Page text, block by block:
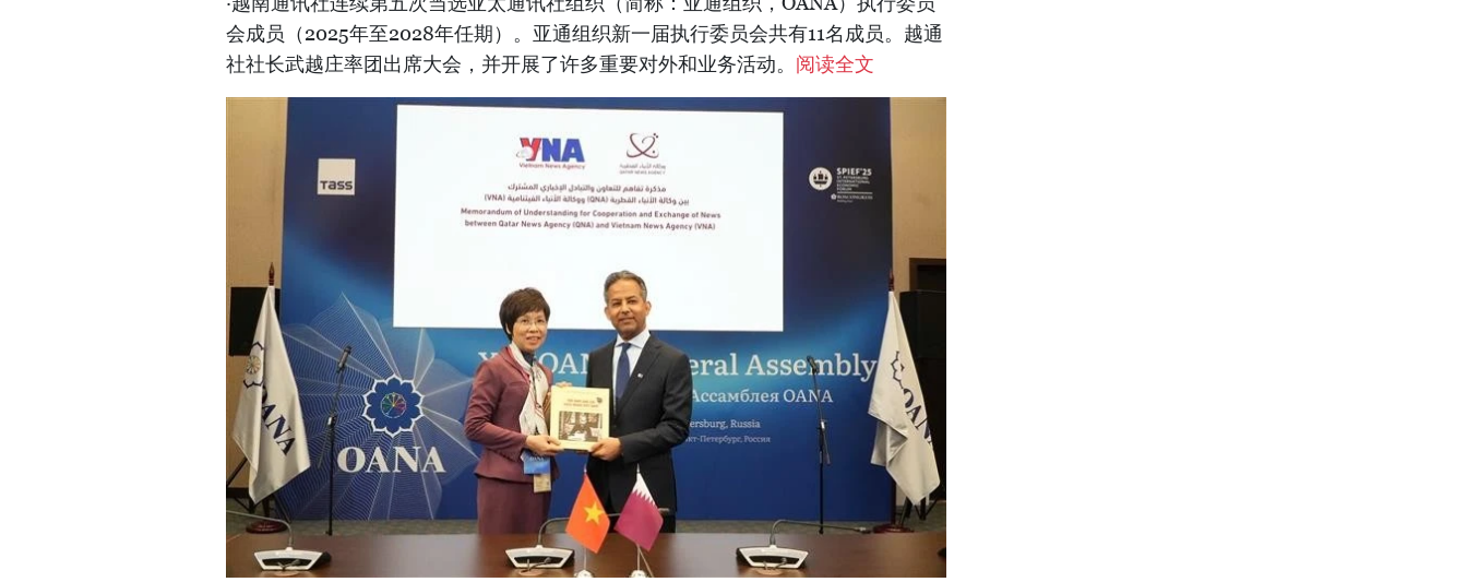
会成员（2025年至2028年任期）。亚通组织新一届执行委员会共有11名成员。越通
社社长武越庄率团出席大会，并开展了许多重要对外和业务活动。 阅读全文